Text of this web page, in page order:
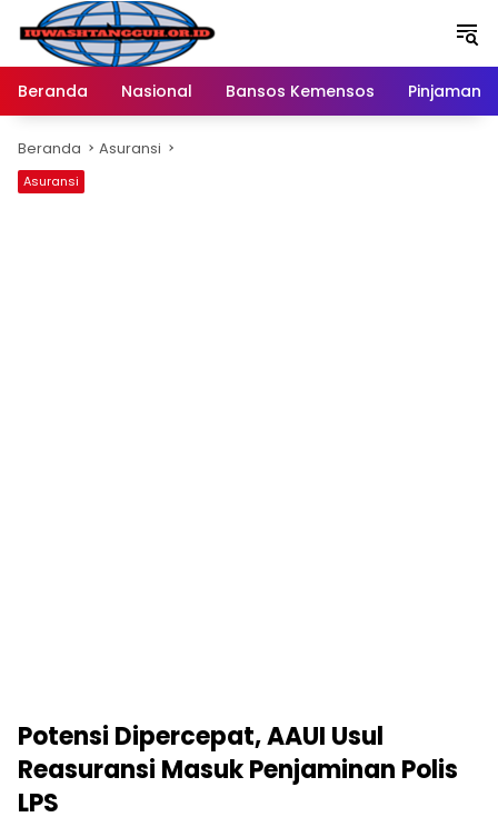
Langsung
konten
Beranda
Nasional Bansos Kemensos Pinjaman
Beranda Asuransi
Asuransi
Potensi Dipercepat, AAUI Usul
Reasuransi Masuk Penjaminan Polis
LPS